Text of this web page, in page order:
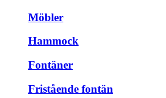
Möbler
Hammock
Fontäner
Fristående fontän